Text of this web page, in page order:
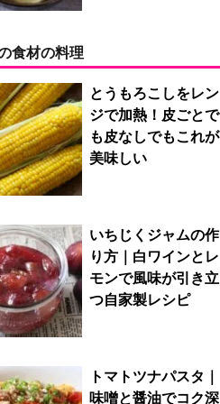
食材の料理
とうもろこしをレン
ジで加熱！皮ごとで
も皮なしでもこれが
美味しい
いちじくジャムの作
り方｜白ワインとレ
モンで風味が引き立
つ自家製レシピ
トマトツナパスタ｜
味噌と醤油でコク深